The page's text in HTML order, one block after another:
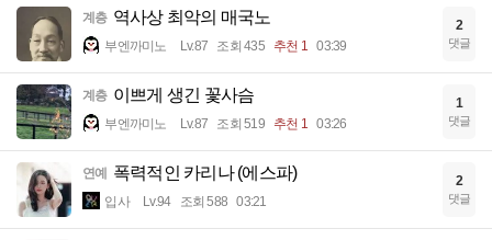
계층 역사상 최악의 매국노
부엔까미노 Lv.87 조회 435 추천 1 03:39
2
댓글
계층 이쁘게 생긴 꽃사슴
부엔까미노 Lv.87 조회 519 추천 1 03:26
1
댓글
연예 폭력적인 카리나 (에스파)
입사 Lv.94 조회 588 03:21
2
댓글